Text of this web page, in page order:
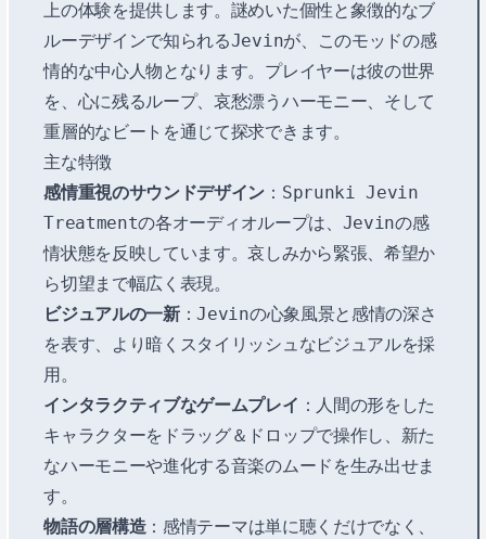
上の体験を提供します。謎めいた個性と象徴的なブ
ルーデザインで知られるJevinが、このモッドの感
情的な中心人物となります。プレイヤーは彼の世界
を、心に残るループ、哀愁漂うハーモニー、そして
重層的なビートを通じて探求できます。
主な特徴
感情重視のサウンドデザイン ：Sprunki Jevin
Treatmentの各オーディオループは、Jevinの感
情状態を反映しています。哀しみから緊張、希望か
ら切望まで幅広く表現。
ビジュアルの一新：Jevinの心象風景と感情の深さ
を表す、より暗くスタイリッシュなビジュアルを採
用。
インタラクティブなゲームプレイ ：人間の形をした
キャラクターをドラッグ＆ドロップで操作し、新た
なハーモニーや進化する音楽のムードを生み出せま
す。
物語の層構造：感情テーマは単に聴くだけでなく、